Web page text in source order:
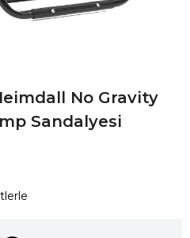
No Gravity
Sandalyesi